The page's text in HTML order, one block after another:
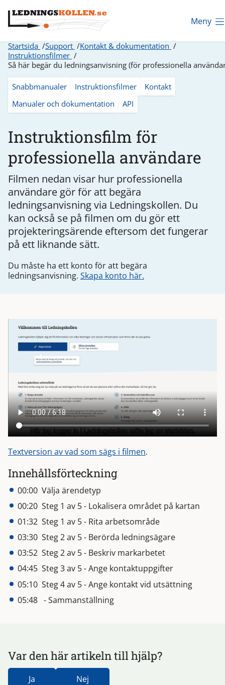
Meny
Startsida Support
Kontakt & dokumentation
Instruktionsfilmer
Så här begär du ledningsanvisning (för professionella
Snabbmanualer Instruktionsfilmer
Kontakt
Manualer och dokumentation
API
Instruktionsfilm för
professionella användare
Filmen nedan visar hur professionella
användare gör för att begära
ledningsanvisning via Ledningskollen. Du
kan också se på filmen om du gör ett
projekteringsärende eftersom det fungerar
på ett liknande sätt.
Du måste ha ett konto för att begära
ledningsanvisning. Skapa konto här.
Textversion av vad som sägs i filmen.
Innehållsförteckning
00:00 Välja ärendetyp
00:20 Steg 1 av 5 - Lokalisera området på kartan
01:32 Steg 1 av 5 - Rita arbetsområde
03:30 Steg 2 av 5 - Berörda ledningsägare
03:52 Steg 2 av 5 - Beskriv markarbetet
04:45 Steg 3 av 5 - Ange kontaktuppgifter
05:10 Steg 4 av 5 - Ange kontakt vid utsättning
05:48 - Sammanställning
Var den här artikeln till hjälp?
Ja Nej